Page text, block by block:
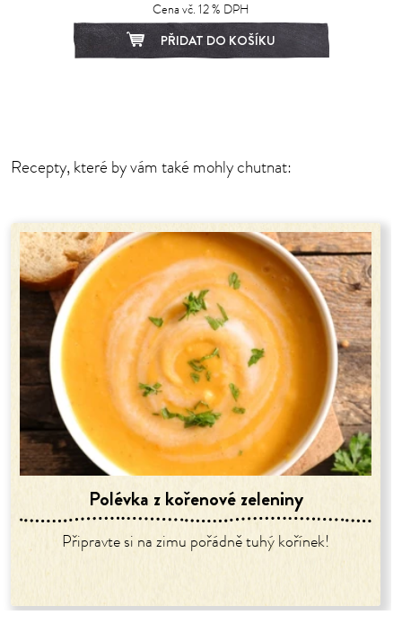
Cena vč. 12 % DPH
PŘIDAT DO KOŠÍKU
Recepty, které by vám také mohly chutnat:
Polévka z kořenové zeleniny
Připravte si na zimu pořádně tuhý kořínek!